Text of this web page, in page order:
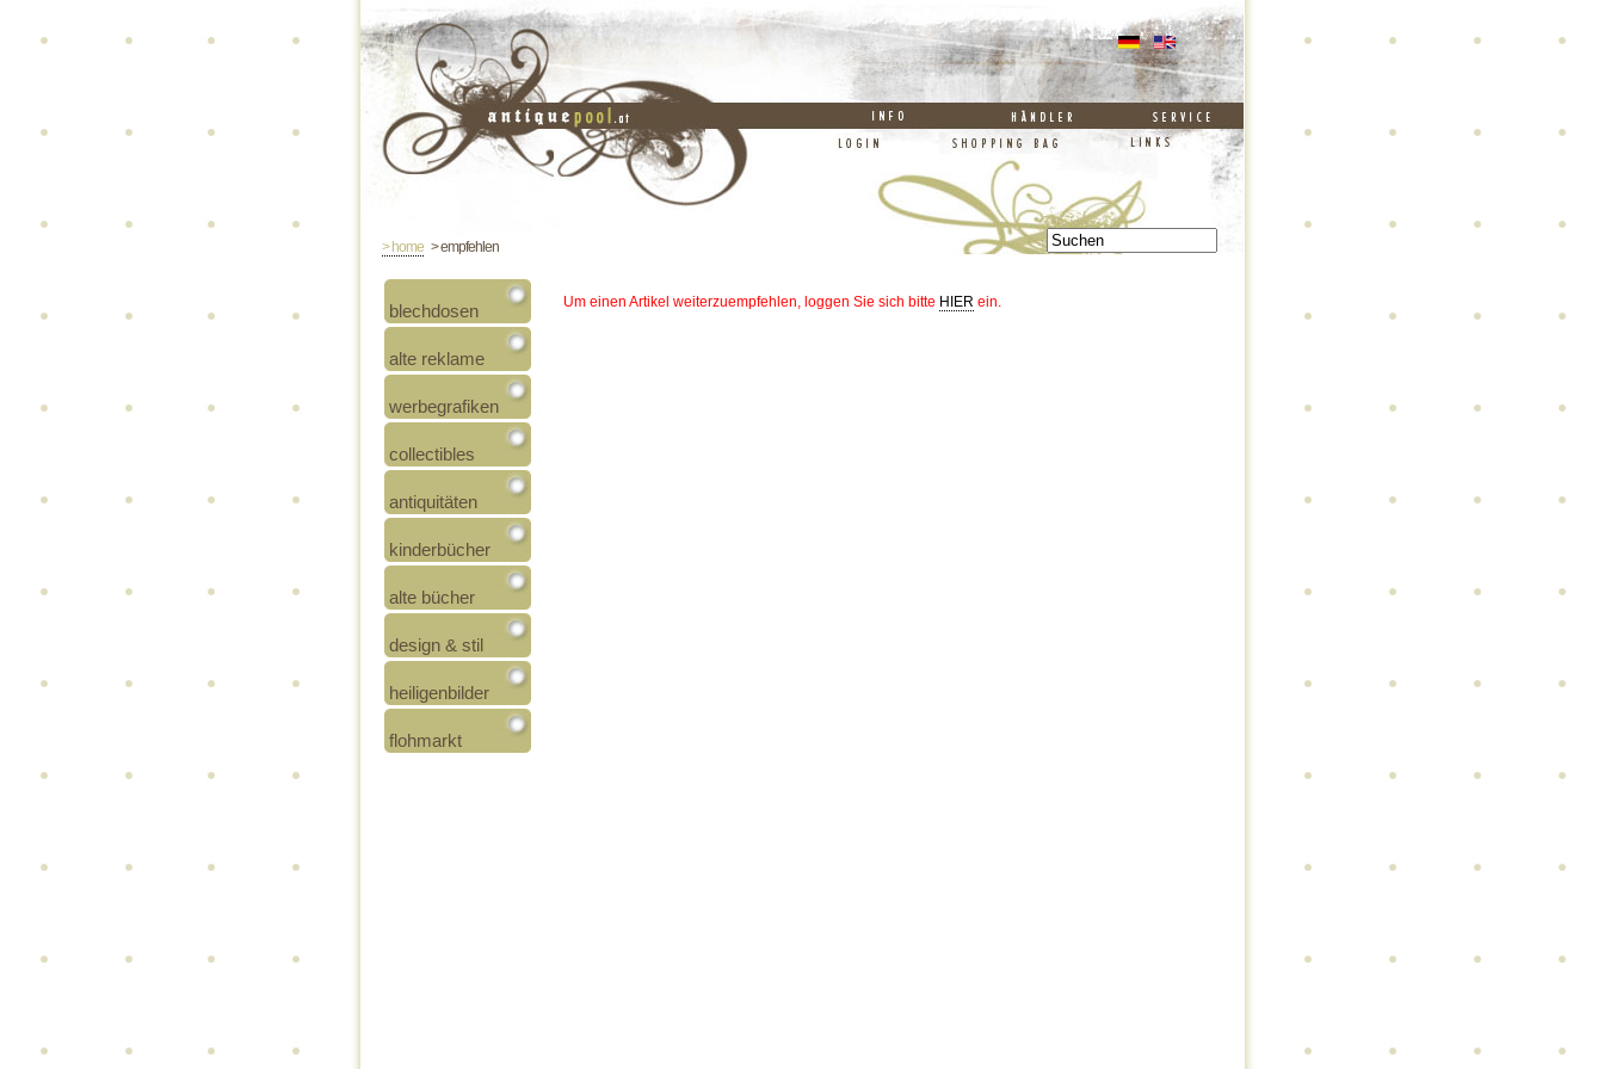
> home > empfehlen
blechdosen
alte reklame
werbegrafiken
collectibles
antiquitäten
kinderbücher
alte bücher
design & stil
heiligenbilder
flohmarkt
Um einen Artikel weiterzuempfehlen, loggen Sie sich bitte HIER ein.